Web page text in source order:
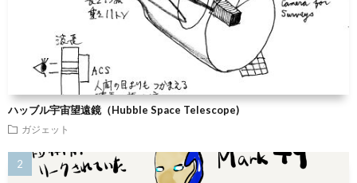
ハッブル宇宙望遠鏡（Hubble Space Telescope)
ガジェット